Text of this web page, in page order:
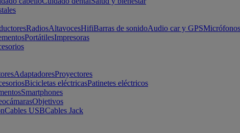
RadiosAltavocesHifiBarras de sonidoAudio car y GPSMicrófonos
PortátilesImpresoras
AdaptadoresProyectores
Bicicletas eléctricasPatinetes eléctricos
Smartphones
Objetivos
Cables USBCables Jack